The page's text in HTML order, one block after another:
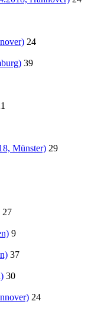
24
39
Münster) 29
27
9
37
30
24